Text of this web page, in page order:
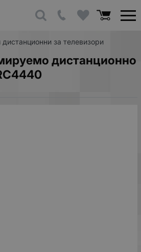
за телевизори
дистанционно